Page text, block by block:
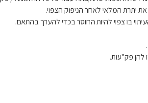
יתרת המלאי לאחר הניפוק הצפוי.
בו צפוי להיות החוסר בכדי להערך בהתאם.
פק"עות.